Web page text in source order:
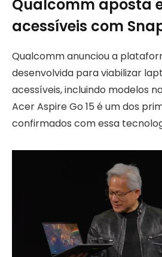
Qualcomm aposta
acessíveis com
Qualcomm anunciou a
desenvolvida para viabilizar
acessíveis, incluindo modelos
Acer Aspire Go 15 é um dos
confirmados com essa